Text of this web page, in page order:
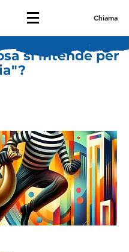
Chiama
si intende per